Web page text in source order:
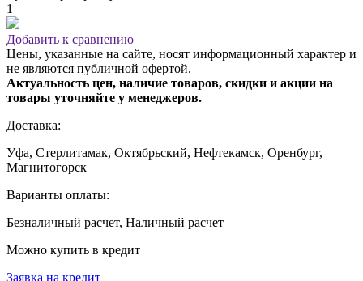
1
Добавить к сравнению
Цены, указанные на сайте, носят информационный характер и
не являются публичной офертой.
Актуальность цен, наличие товаров, скидки и акции на
товары уточняйте у менеджеров.
Доставка:
Уфа, Стерлитамак, Октябрьский, Нефтекамск, Оренбург,
Магнитогорск
Варианты оплаты:
Безналичный расчет, Наличный расчет
Можно купить в кредит
Заявка на кредит